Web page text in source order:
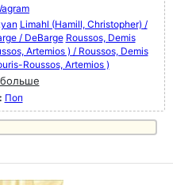
Limahl (Hamill, Christopher) /
/ DeBarge Roussos, Demis
Artemios ) / Roussos, Demis
Roussos, Artemios )
больше
Поп